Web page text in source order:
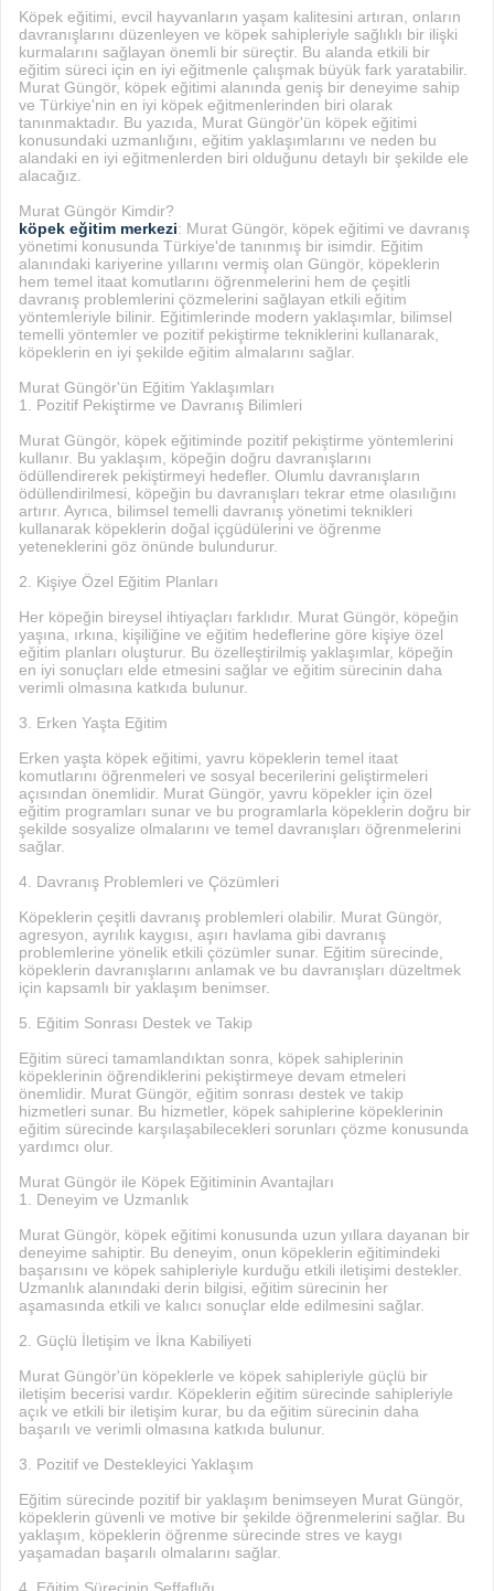
Köpek eğitimi, evcil hayvanların yaşam kalitesini artıran, onların
davranışlarını düzenleyen ve köpek sahipleriyle sağlıklı bir ilişki
kurmalarını sağlayan önemli bir süreçtir. Bu alanda etkili bir
eğitim süreci için en iyi eğitmenle çalışmak büyük fark yaratabilir.
Murat Güngör, köpek eğitimi alanında geniş bir deneyime sahip
ve Türkiye'nin en iyi köpek eğitmenlerinden biri olarak
tanınmaktadır. Bu yazıda, Murat Güngör'ün köpek eğitimi
konusundaki uzmanlığını, eğitim yaklaşımlarını ve neden bu
alandaki en iyi eğitmenlerden biri olduğunu detaylı bir şekilde ele
alacağız.
Murat Güngör Kimdir?
köpek eğitim merkezi: Murat Güngör, köpek eğitimi ve davranış
yönetimi konusunda Türkiye'de tanınmış bir isimdir. Eğitim
alanındaki kariyerine yıllarını vermiş olan Güngör, köpeklerin
hem temel itaat komutlarını öğrenmelerini hem de çeşitli
davranış problemlerini çözmelerini sağlayan etkili eğitim
yöntemleriyle bilinir. Eğitimlerinde modern yaklaşımlar, bilimsel
temelli yöntemler ve pozitif pekiştirme tekniklerini kullanarak,
köpeklerin en iyi şekilde eğitim almalarını sağlar.
Murat Güngör'ün Eğitim Yaklaşımları
1. Pozitif Pekiştirme ve Davranış Bilimleri
Murat Güngör, köpek eğitiminde pozitif pekiştirme yöntemlerini
kullanır. Bu yaklaşım, köpeğin doğru davranışlarını
ödüllendirerek pekiştirmeyi hedefler. Olumlu davranışların
ödüllendirilmesi, köpeğin bu davranışları tekrar etme olasılığını
artırır. Ayrıca, bilimsel temelli davranış yönetimi teknikleri
kullanarak köpeklerin doğal içgüdülerini ve öğrenme
yeteneklerini göz önünde bulundurur.
2. Kişiye Özel Eğitim Planları
Her köpeğin bireysel ihtiyaçları farklıdır. Murat Güngör, köpeğin
yaşına, ırkına, kişiliğine ve eğitim hedeflerine göre kişiye özel
eğitim planları oluşturur. Bu özelleştirilmiş yaklaşımlar, köpeğin
en iyi sonuçları elde etmesini sağlar ve eğitim sürecinin daha
verimli olmasına katkıda bulunur.
3. Erken Yaşta Eğitim
Erken yaşta köpek eğitimi, yavru köpeklerin temel itaat
komutlarını öğrenmeleri ve sosyal becerilerini geliştirmeleri
açısından önemlidir. Murat Güngör, yavru köpekler için özel
eğitim programları sunar ve bu programlarla köpeklerin doğru bir
şekilde sosyalize olmalarını ve temel davranışları öğrenmelerini
sağlar.
4. Davranış Problemleri ve Çözümleri
Köpeklerin çeşitli davranış problemleri olabilir. Murat Güngör,
agresyon, ayrılık kaygısı, aşırı havlama gibi davranış
problemlerine yönelik etkili çözümler sunar. Eğitim sürecinde,
köpeklerin davranışlarını anlamak ve bu davranışları düzeltmek
için kapsamlı bir yaklaşım benimser.
5. Eğitim Sonrası Destek ve Takip
Eğitim süreci tamamlandıktan sonra, köpek sahiplerinin
köpeklerinin öğrendiklerini pekiştirmeye devam etmeleri
önemlidir. Murat Güngör, eğitim sonrası destek ve takip
hizmetleri sunar. Bu hizmetler, köpek sahiplerine köpeklerinin
eğitim sürecinde karşılaşabilecekleri sorunları çözme konusunda
yardımcı olur.
Murat Güngör ile Köpek Eğitiminin Avantajları
1. Deneyim ve Uzmanlık
Murat Güngör, köpek eğitimi konusunda uzun yıllara dayanan bir
deneyime sahiptir. Bu deneyim, onun köpeklerin eğitimindeki
başarısını ve köpek sahipleriyle kurduğu etkili iletişimi destekler.
Uzmanlık alanındaki derin bilgisi, eğitim sürecinin her
aşamasında etkili ve kalıcı sonuçlar elde edilmesini sağlar.
2. Güçlü İletişim ve İkna Kabiliyeti
Murat Güngör'ün köpeklerle ve köpek sahipleriyle güçlü bir
iletişim becerisi vardır. Köpeklerin eğitim sürecinde sahipleriyle
açık ve etkili bir iletişim kurar, bu da eğitim sürecinin daha
başarılı ve verimli olmasına katkıda bulunur.
3. Pozitif ve Destekleyici Yaklaşım
Eğitim sürecinde pozitif bir yaklaşım benimseyen Murat Güngör,
köpeklerin güvenli ve motive bir şekilde öğrenmelerini sağlar. Bu
yaklaşım, köpeklerin öğrenme sürecinde stres ve kaygı
yaşamadan başarılı olmalarını sağlar.